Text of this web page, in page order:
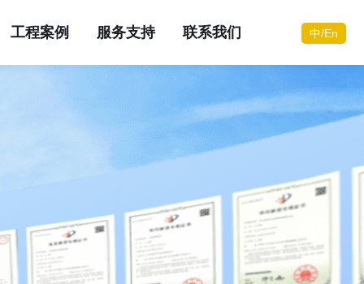
您需要咨询服务？
立即联系
您需要咨询服务？
立即联系
您需要咨询服务？
立即联系
您需要咨询服务？
立即联系
您需要咨询服务？
立即联系
工程案例
您需要咨询服务？
立即联系
服务支持
您需要咨询服务？
立即联系
联系我们
您需要咨询服务？
立即联系
中/En